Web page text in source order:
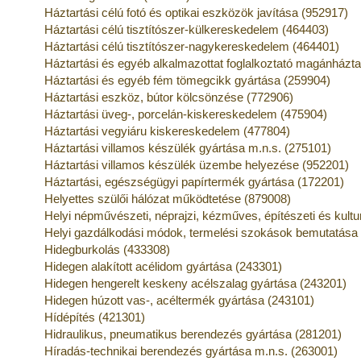
Háztartási célú fotó és optikai eszközök javítása (952917)
Háztartási célú tisztítószer-külkereskedelem (464403)
Háztartási célú tisztítószer-nagykereskedelem (464401)
Háztartási és egyéb alkalmazottat foglalkoztató
Háztartási és egyéb fém tömegcikk gyártása (259904)
Háztartási eszköz, bútor kölcsönzése (772906)
Háztartási üveg-, porcelán-kiskereskedelem (475904)
Háztartási vegyiáru kiskereskedelem (477804)
Háztartási villamos készülék gyártása m.n.s. (275101)
Háztartási villamos készülék üzembe helyezése (952201)
Háztartási, egészségügyi papírtermék gyártása (172201)
Helyettes szülői hálózat működtetése (879008)
Helyi népművészeti, néprajzi, kézműves, építészeti és
Helyi gazdálkodási módok, termelési szokások bemutatása
Hidegburkolás (433308)
Hidegen alakított acélidom gyártása (243301)
Hidegen hengerelt keskeny acélszalag gyártása (243201)
Hidegen húzott vas-, acéltermék gyártása (243101)
Hídépítés (421301)
Hidraulikus, pneumatikus berendezés gyártása (281201)
Híradás-technikai berendezés gyártása m.n.s. (263001)